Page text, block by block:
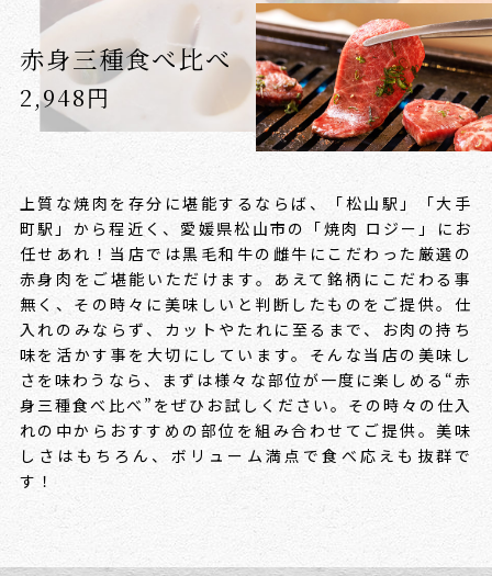
赤身三種食べ比べ
2,948円
上質な焼肉を存分に堪能するならば、「松山駅」「大手
町駅」から程近く、愛媛県松山市の「焼肉 ロジー」にお
任せあれ！ 当店では黒毛和牛の雌牛にこだわった厳選の
赤身肉をご堪能いただけます。 あえて銘柄にこだわる事
無く、その時々に美味しいと判断したものをご提供。 仕
入れのみならず、カットやたれに至るまで、お肉の持ち
味を活かす事を大切にしています。 そんな当店の美味し
さを味わうなら、まずは様々な部位が一度に楽しめる “赤
身三種食べ比べ”をぜひお試しください。 その時々の仕入
れの中からおすすめの部位を組み合わせてご提供。美味
しさはもちろん、ボリューム満点で食べ応えも抜群で
す！